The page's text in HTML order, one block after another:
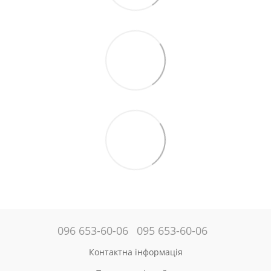
096 653-60-06 095 653-60-06
Контактна інформація